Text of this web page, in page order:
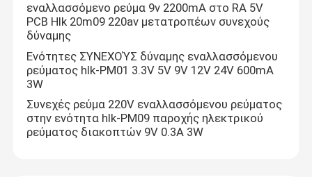
εναλλασσόμενο ρεύμα 9v 2200mA στο RA 5V
PCB Hlk 20m09 220av μετατροπέων συνεχούς
δύναμης
Ενότητες ΣΥΝΕΧΟΎΣ δύναμης εναλλασσόμενου
ρεύματος hlk-PM01 3.3V 5V 9V 12V 24V 600mA
3W
Συνεχές ρεύμα 220V εναλλασσόμενου ρεύματος
στην ενότητα hlk-PM09 παροχής ηλεκτρικού
ρεύματος διακοπτών 9V 0.3A 3W